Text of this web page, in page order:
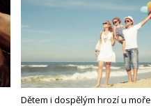
Dětem i dospělým hrozí u moře